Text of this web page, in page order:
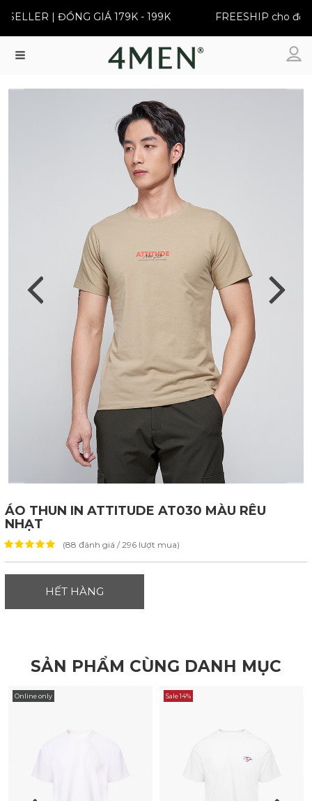
| ĐỒNG GIÁ 179K - 199K FREESHIP cho đơn
ÁO THUN IN ATTITUDE AT030 MÀU RÊU
NHẠT
(88 đánh giá / 296 lượt mua)
HẾT HÀNG
SẢN PHẨM CÙNG DANH MỤC
Online only Sale 14%